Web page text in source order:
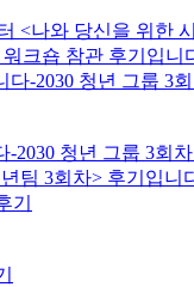
<나와 당신을 위한
크숍 참관 후기입니
청년 그룹 3회차
팀 3회차> 후기입니